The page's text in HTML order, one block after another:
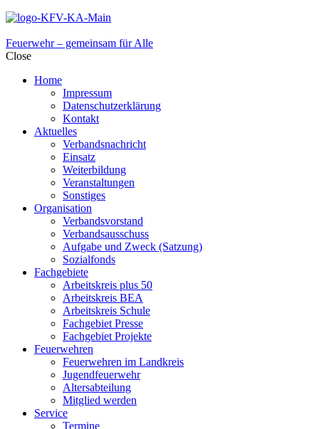
Feuerwehr – gemeinsam für Alle
Close
Home
Impressum
Datenschutzerklärung
Kontakt
Aktuelles
Verbandsnachricht
Einsatz
Weiterbildung
Veranstaltungen
Sonstiges
Organisation
Verbandsvorstand
Verbandsausschuss
Aufgabe und Zweck (Satzung)
Sozialfonds
Fachgebiete
Arbeitskreis plus 50
Arbeitskreis BEA
Arbeitskreis Schule
Fachgebiet Presse
Fachgebiet Projekte
Feuerwehren
Feuerwehren im Landkreis
Jugendfeuerwehr
Altersabteilung
Mitglied werden
Service
Termine